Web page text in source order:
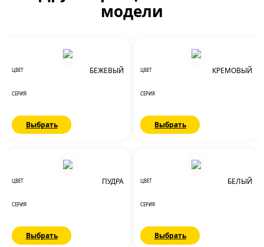
модели
ЦВЕТ БЕЖЕВЫЙ
СЕРИЯ
Выбрать
ЦВЕТ КРЕМОВЫЙ
СЕРИЯ
Выбрать
ЦВЕТ ПУДРА
СЕРИЯ
Выбрать
ЦВЕТ БЕЛЫЙ
СЕРИЯ
Выбрать